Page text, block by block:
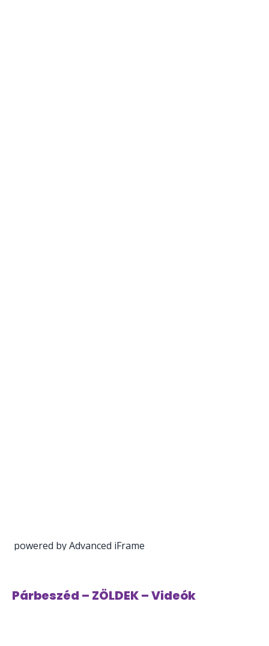
powered by Advanced iFrame
Párbeszéd – ZÖLDEK – Videók